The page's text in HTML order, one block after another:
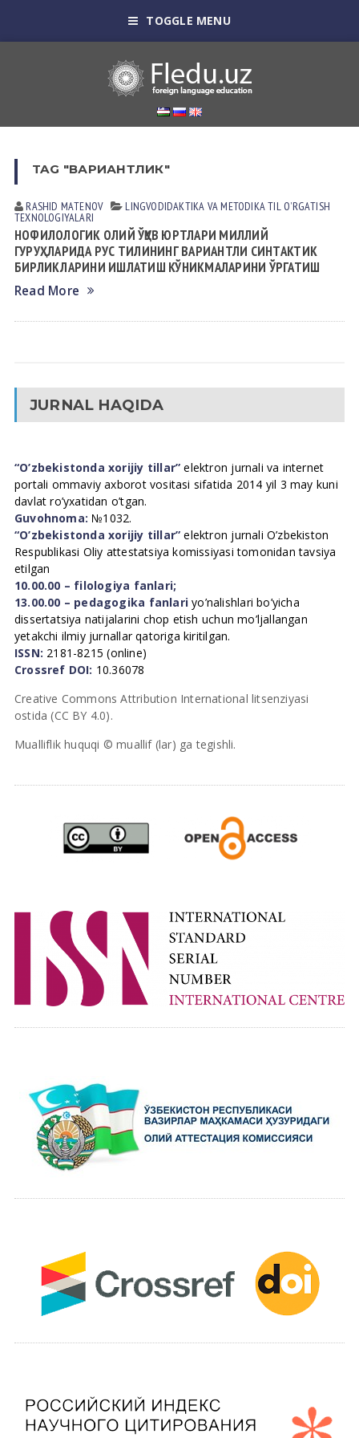
TOGGLE MENU
TAG "ВАРИАНТЛИК"
RASHID MАTENOV LINGVODIDАKTIKА VА METODIKАTIL OʼRGАTISH
TEXNOLOGIYALАRI
НОФИЛОЛОГИК ОЛИЙ ЎҚУВ ЮРТЛАРИ МИЛЛИЙ
ГУРУҲЛАРИДА РУС ТИЛИНИНГ ВАРИАНТЛИ СИНТАКТИК
БИРЛИКЛАРИНИ ИШЛАТИШ КЎНИКМАЛАРИНИ ЎРГАТИШ
Read More
JURNAL HAQIDA
“O’zbekistonda xorijiy tillar” elektron jurnali va internet
portali ommaviy axborot vositasi sifatida 2014 yil 3 may kuni
davlat ro’yxatidan o’tgan.
Guvohnoma: №1032.
“O’zbekistonda xorijiy tillar” elektron jurnali O’zbekiston
Respublikasi Oliy attestatsiya komissiyasi tomonidan tavsiya
etilgan
10.00.00 – filologiya fanlari;
13.00.00 – pedagogika fanlari yo’nalishlari bo’yicha
dissertatsiya natijalarini chop etish uchun mo’ljallangan
yetakchi ilmiy jurnallar qatoriga kiritilgan.
ISSN: 2181-8215 (online)
Crossref DOI: 10.36078
Creative Commons Attribution International litsenziyasi
ostida (CC BY 4.0).
Mualliflik huquqi © muallif (lar) ga tegishli.